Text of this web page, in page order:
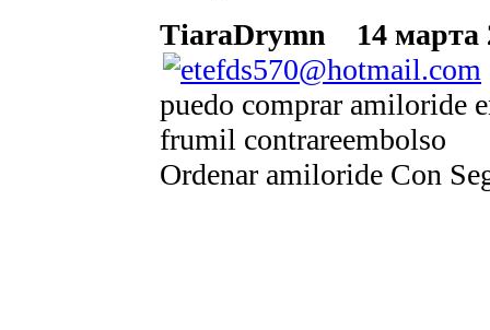
TiaraDrymn
14 марта
puedo comprar amiloride
frumil contrareembolso
Ordenar amiloride Con